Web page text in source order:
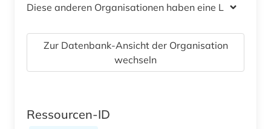
Diese anderen Organisationen haben eine Lizenz
Zur Datenbank-Ansicht der Organisation
wechseln
Ressourcen-ID